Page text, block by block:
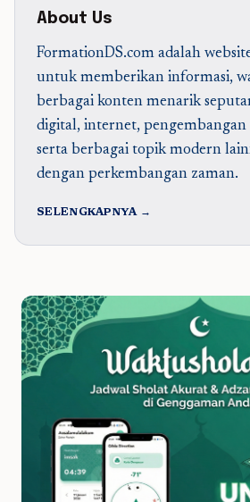
About Us
FormationDS.com adalah
untuk memberikan informasi,
berbagai konten menarik
digital, internet, pengembangan
serta berbagai topik modern
dengan perkembangan zaman.
SELENGKAPNYA →